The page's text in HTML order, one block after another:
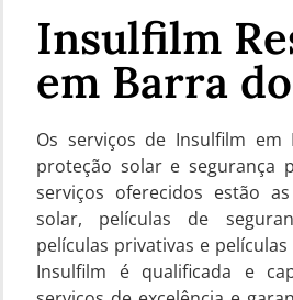
Insulfilm
em Barra
Os serviços de Insulfilm em
proteção solar e segurança
serviços oferecidos estão
solar, películas de
películas privativas e
Insulfilm é qualificada e